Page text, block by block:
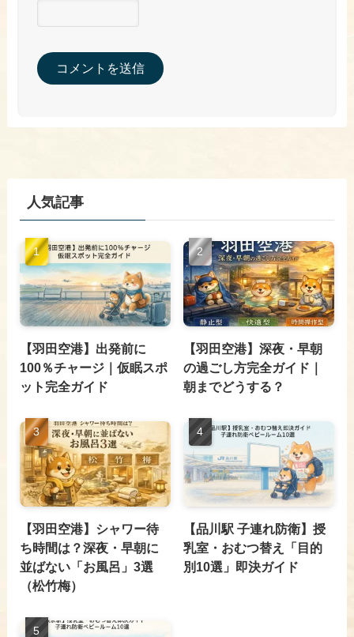
人気記事
【羽田空港】出発前に
100％チャージ｜仮眠スポ
ット完全ガイド
【羽田空港】深夜・早朝
の過ごし方完全ガイド｜
朝までどうする？
【羽田空港】シャワー待
ち時間は？深夜・早朝に
並ばない「お風呂」3選
（松竹梅）
【品川駅 子連れ防衛】授
乳室・おむつ替え「目的
別10選」即決ガイド